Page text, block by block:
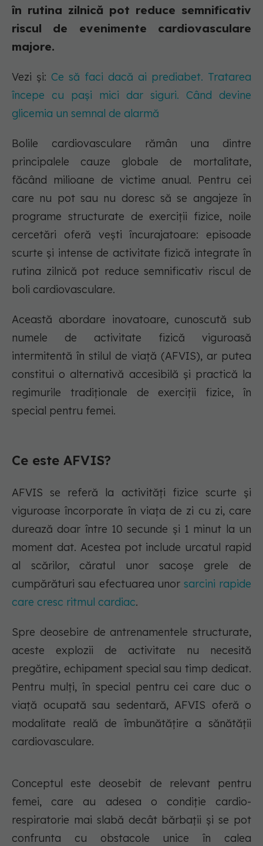
în rutina zilnică pot reduce semnificativ
riscul de evenimente cardiovasculare
majore.
Vezi și: Ce să faci dacă ai prediabet. Tratarea
începe cu pași mici dar siguri. Când devine
glicemia un semnal de alarmă
Bolile cardiovasculare rămân una dintre
principalele cauze globale de mortalitate,
făcând milioane de victime anual. Pentru cei
care nu pot sau nu doresc să se angajeze în
programe structurate de exerciții fizice, noile
cercetări oferă vești încurajatoare: episoade
scurte și intense de activitate fizică integrate în
rutina zilnică pot reduce semnificativ riscul de
boli cardiovasculare.
Această abordare inovatoare, cunoscută sub
numele de activitate fizică viguroasă
intermitentă în stilul de viață (AFVIS), ar putea
constitui o alternativă accesibilă și practică la
regimurile tradiționale de exerciții fizice, în
special pentru femei.
Ce este AFVIS?
AFVIS se referă la activități fizice scurte și
viguroase încorporate în viața de zi cu zi, care
durează doar între 10 secunde și 1 minut la un
moment dat. Acestea pot include urcatul rapid
al scărilor, căratul unor sacoșe grele de
cumpărături sau efectuarea unorsarcini rapide
care cresc ritmul cardiac.
Spre deosebire de antrenamentele structurate,
aceste explozii de activitate nu necesită
pregătire, echipament special sau timp dedicat.
Pentru mulți, în special pentru cei care duc o
viață ocupată sau sedentară, AFVIS oferă o
modalitate reală de îmbunătățire a sănătății
cardiovasculare.
Conceptul este deosebit de relevant pentru
femei, care au adesea o condiție cardio-
respiratorie mai slabă decât bărbații și se pot
confrunta cu obstacole unice în calea